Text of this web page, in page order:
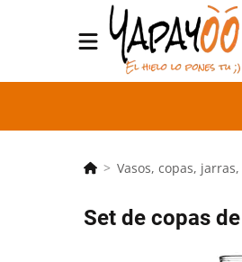
Vasos, copas,
Set de copas